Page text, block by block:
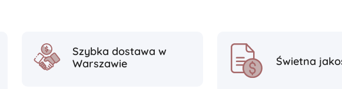
Szybka dostawa w
Warszawie
Świetna